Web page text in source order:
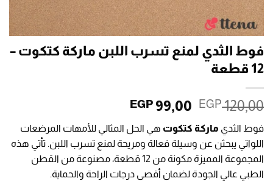
فوط الثدي لمنع تسرب اللبن ماركة كتكوت –
12 قطعة
EGP120,00
السعر
هو:
EGP 120,00.
EGP99,00
هو:
EGP 99,00.
فوط الثدي ماركة كتكوت هي الحل المثالي للأمهات المرضعات
اللواتي يبحثن عن وسيلة فعالة ومريحة لمنع تسرب اللبن. تأتي هذه
المجموعة المميزة مكونة من 12 قطعة، مصنوعة من القطن
الطبي عالي الجودة لضمان أقصى درجات الراحة والحماية.